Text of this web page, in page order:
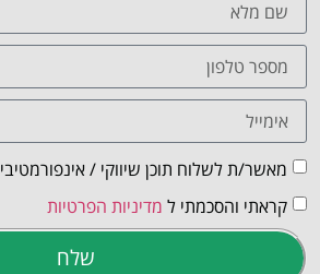
מאשר/ת לשלוח תוכן שיווקי / אינפורמטיבי
קראתי והסכמתי ל מדיניות הפרטיות
שלח